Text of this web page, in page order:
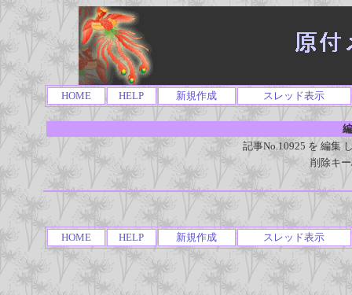
HOME HELP 新規作成 スレッド表示
記事No.10925 を 編集
削除キ
HOME HELP 新規作成 スレッド表示